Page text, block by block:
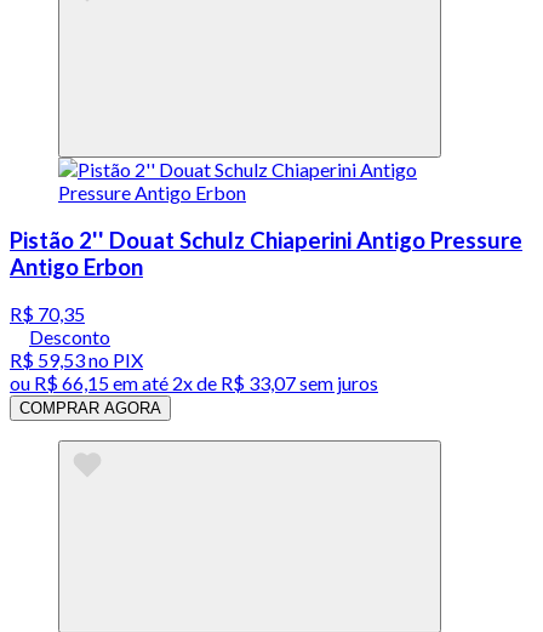
Pistão 2'' Douat Schulz Chiaperini Antigo Pressure
Antigo Erbon
R$ 70,35
Desconto
R$ 59,53no PIX
ou R$ 66,15em até 2x de R$ 33,07 sem juros
COMPRAR AGORA